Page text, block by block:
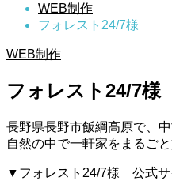
WEB制作
フォレスト24/7様
WEB制作
フォレスト24/7様
長野県長野市飯綱高原で、
自然の中で一軒家をまるご
▼フォレスト24/7様 公式サ